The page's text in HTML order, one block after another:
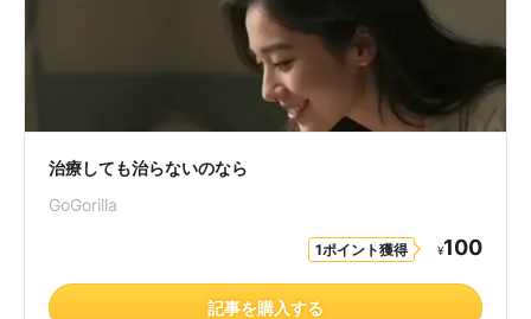
治療しても治らないのなら
GoGorilla
1ポイント獲得 ¥100
記事を購入する